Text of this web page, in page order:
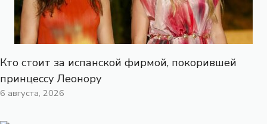
Кто стоит за испанской фирмой, покорившей
принцессу Леонору
6 августа, 2026